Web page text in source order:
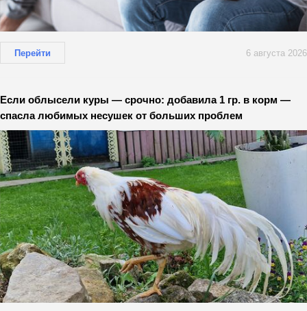
Перейти 6 августа 2026
Если облысели куры — срочно: добавила 1 гр. в корм —
спасла любимых несушек от больших проблем